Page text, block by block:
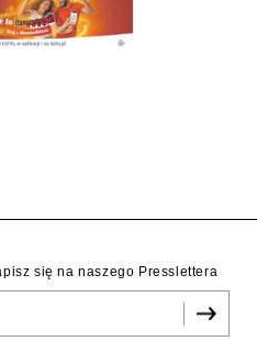
się na naszego Presslettera